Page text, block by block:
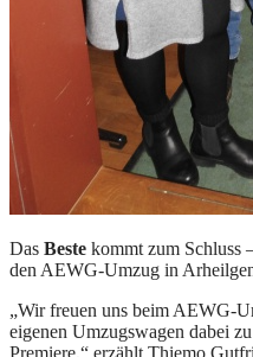
Das Beste kommt zum Schluss
den AEWG-Umzug in
„Wir freuen uns beim AEWG-
eigenen Umzugswagen dabei
Premiere,“ erzählt Thiemo